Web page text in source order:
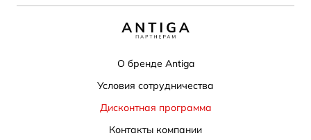
О бренде Antiga
Условия сотрудничества
Дисконтная программа
Контакты компании